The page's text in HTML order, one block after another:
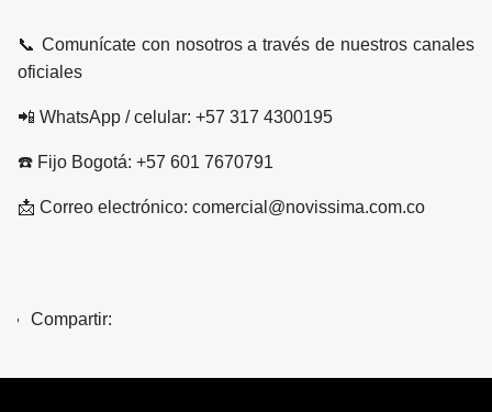
📞 Comunícate con nosotros a través de nuestros canales
oficiales
📲 WhatsApp / celular: +57 317 4300195
☎️ Fijo Bogotá: +57 601 7670791
📩 Correo electrónico: comercial@novissima.com.co
Compartir: